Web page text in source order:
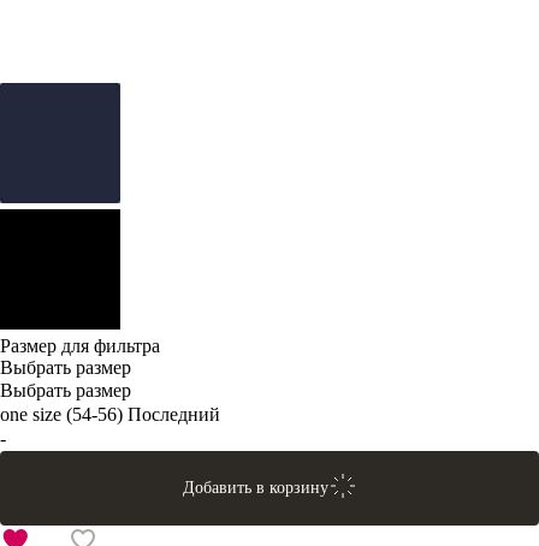
Размер для фильтра
Выбрать размер
Выбрать размер
one size (54-56) Последний
-
Добавить в корзину